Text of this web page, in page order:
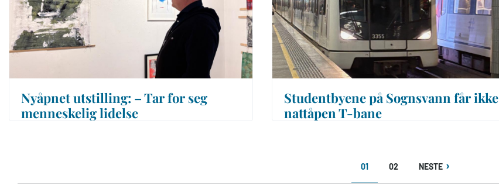
Nyåpnet utstilling: – Tar for seg
menneskelig lidelse
Studentbyene på Sognsvann får ikke
nattåpen T-bane
NÅVÆRENDE
01 SIDE
02
NESTE
NESTE